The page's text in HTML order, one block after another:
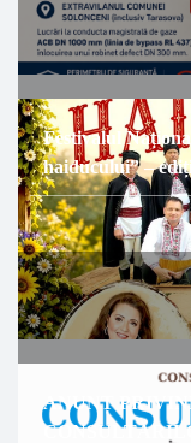
Festivalul
haiducului” –
ANUNȚ